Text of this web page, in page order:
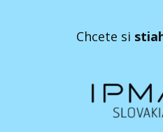
Chcete si